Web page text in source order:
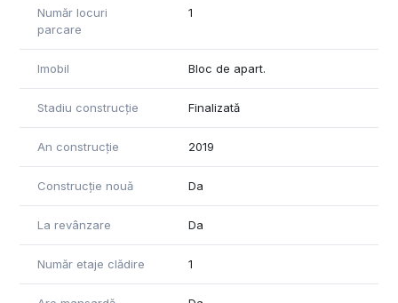
Număr locuri
parcare
1
Imobil Bloc de apart.
Stadiu construcție Finalizată
An construcție 2019
Construcție nouă Da
La revânzare Da
Număr etaje clădire 1